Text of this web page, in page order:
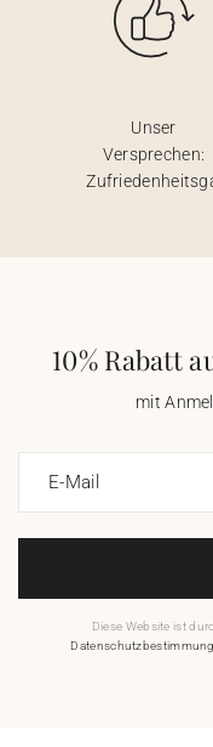
Unser
Versprechen:
10% Rabatt
mit
E-Mail
Diese Website ist